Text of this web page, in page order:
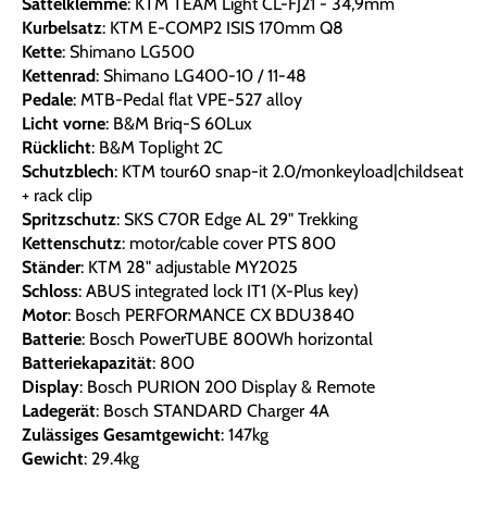
Kurbelsatz: KTM E-COMP2 ISIS 170mm Q8
Kette: Shimano LG500
Kettenrad: Shimano LG400-10 / 11-48
Pedale: MTB-Pedal flat VPE-527 alloy
Licht vorne: B&M Briq-S 60Lux
Rücklicht: B&M Toplight 2C
Schutzblech: KTM tour60 snap-it 2.0/monkeyload|childseat
+ rack clip
Spritzschutz: SKS C70R Edge AL 29" Trekking
Kettenschutz: motor/cable cover PTS 800
Ständer: KTM 28" adjustable MY2025
Schloss: ABUS integrated lock IT1 (X-Plus key)
Motor: Bosch PERFORMANCE CX BDU3840
Batterie: Bosch PowerTUBE 800Wh horizontal
Batteriekapazität: 800
Display: Bosch PURION 200 Display & Remote
Ladegerät: Bosch STANDARD Charger 4A
Zulässiges Gesamtgewicht: 147kg
Gewicht: 29.4kg